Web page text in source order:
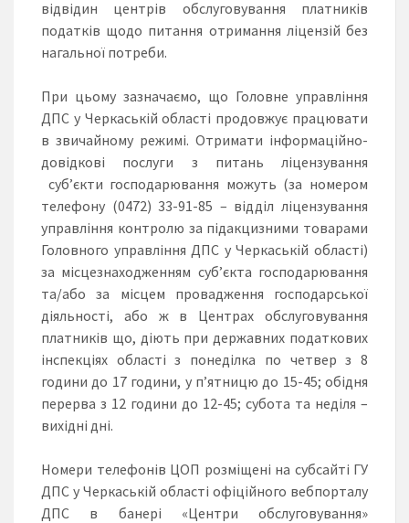
відвідин центрів обслуговування платників
податків щодо питання отримання ліцензій без
нагальної потреби.
При цьому зазначаємо, що Головне управління
ДПС у Черкаській області продовжує працювати
в звичайному режимі. Отримати інформаційно-
довідкові послуги з питань ліцензування
суб’єкти господарювання можуть (за номером
телефону (0472) 33-91-85 – відділ ліцензування
управління контролю за підакцизними товарами
Головного управління ДПС у Черкаській області)
за місцезнаходженням суб’єкта господарювання
та/або за місцем провадження господарської
діяльності, або ж в Центрах обслуговування
платників що, діють при державних податкових
інспекціях області з понеділка по четвер з 8
години до 17 години, у п’ятницю до 15-45; обідня
перерва з 12 години до 12-45; субота та неділя –
вихідні дні.
Номери телефонів ЦОП розміщені на субсайті ГУ
ДПС у Черкаській області офіційного вебпорталу
ДПС в банері «Центри обслуговування»